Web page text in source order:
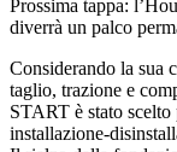
Prossima tappa:
diverrà un palco
Considerando la sua
taglio, trazione e
START è stato
installazione-